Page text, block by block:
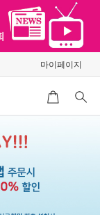
마이페이지